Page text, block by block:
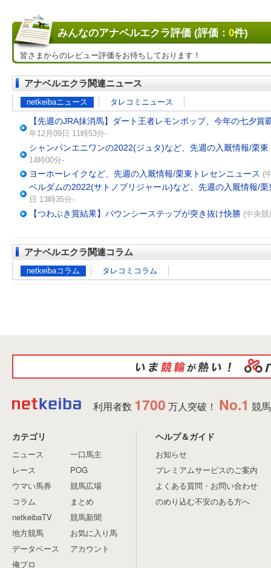
みんなのアナベルエクラ評価 (評価： 0件)
皆さまからのレビュー評価をお待ちしております！
アナベルエクラ関連ニュース
netkeibaニュース タレコミニュース
【先週のJRA抹消馬】ダート王者レモンポップ、今年の七夕賞
年12月09日 11時53分-
シャンパンエニワンの2022(ジュタ)など、先週の入厩情報/栗
14時00分-
ヨーホーレイクなど、先週の入厩情報/栗東トレセンニュース (
ベルダムの2022(サトノブリジャール)など、先週の入厩情報/
日 13時35分-
【つわぶき賞結果】バウンシーステップが突き抜け快勝 (中央
アナベルエクラ関連コラム
netkeibaコラム タレコミコラム
利用者数 1700 万人突破！ No.1 競
カテゴリ
ニュース
レース
ウマい馬券
コラム
netkeibaTV
地方競馬
データベース
俺プロ
一口馬主
POG
競馬広場
まとめ
競馬新聞
お気に入り馬
アカウント
ヘルプ＆ガイド
お知らせ
プレミアムサービスのご案内
よくある質問・お問い合わせ
のめり込む不安のある方へ